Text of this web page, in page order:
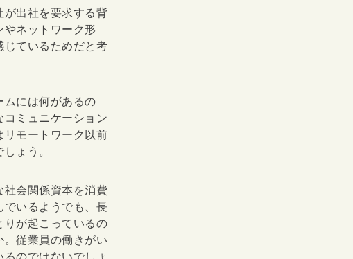
出社を要求する背
ネットワーク形
じているためだと考
ムには何があるの
ミュニケーション
リモートワーク以前
ょう。
会関係資本を消費
でいるようでも、長
が起こっているの
従業員の働きがい
のではないでしょ